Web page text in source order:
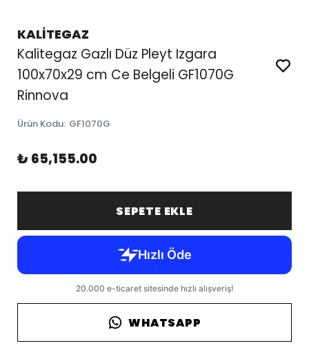
KALİTEGAZ
Kalitegaz Gazlı Düz Pleyt Izgara
100x70x29 cm Ce Belgeli GF1070G
Rinnova
Ürün Kodu: GF1070G
₺ 65,155.00
SEPETE EKLE
WHATSAPP